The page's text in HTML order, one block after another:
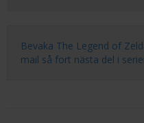
Bevaka The Legend of
mail så fort nästa del i